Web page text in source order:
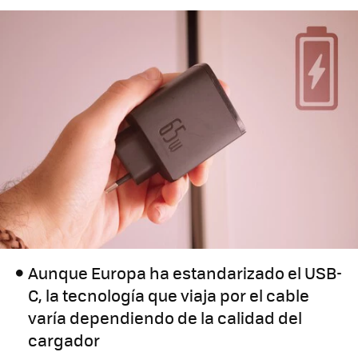
Aunque Europa ha estandarizado el USB-
C, la tecnología que viaja por el cable
varía dependiendo de la calidad del
cargador